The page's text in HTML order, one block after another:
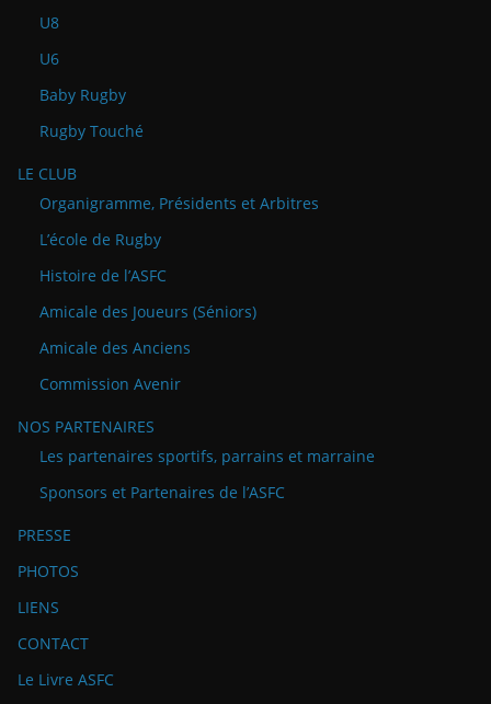
U8
U6
Baby Rugby
Rugby Touché
LE CLUB
Organigramme, Présidents et Arbitres
L’école de Rugby
Histoire de l’ASFC
Amicale des Joueurs (Séniors)
Amicale des Anciens
Commission Avenir
NOS PARTENAIRES
Les partenaires sportifs, parrains et marraine
Sponsors et Partenaires de l’ASFC
PRESSE
PHOTOS
LIENS
CONTACT
Le Livre ASFC